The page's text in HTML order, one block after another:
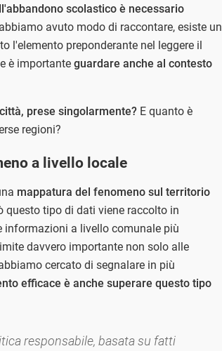
scolastico è necessario
avuto modo di raccontare, esiste un
l'elemento preponderante nel leggere il
è importante guardare anche al contesto
prese singolarmente? E quanto è
regioni?
a livello locale
mappatura del fenomeno sul territorio
questo tipo di dati viene raccolto in
informazioni a livello comunale più
davvero importante non solo alle
cercato di segnalare in più
efficace è anche superare questo tipo
responsabile, basata su fatti